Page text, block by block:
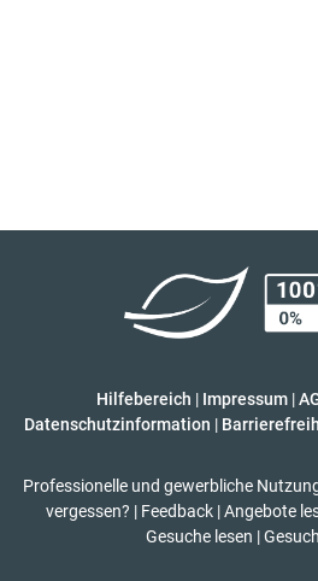
Hilfebereich | Impressum |
Datenschutzinformation |
Professionelle und gewerbliche
vergessen? | Feedback | Angebote
Gesuche lesen |